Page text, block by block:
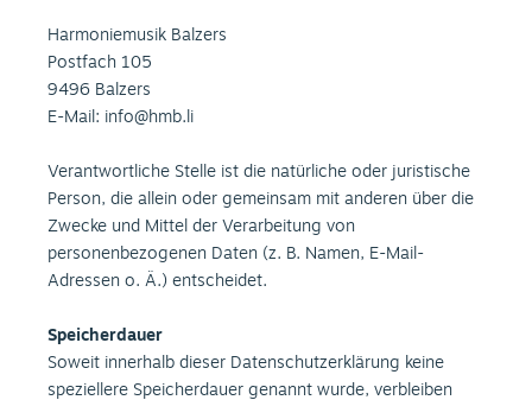
Harmoniemusik Balzers
Postfach 105
9496 Balzers
E-Mail: info@hmb.li
Verantwortliche Stelle ist die natürliche oder juristische
Person, die allein oder gemeinsam mit anderen über die
Zwecke und Mittel der Verarbeitung von
personenbezogenen Daten (z. B. Namen, E-Mail-
Adressen o. Ä.) entscheidet.
Speicherdauer
Soweit innerhalb dieser Datenschutzerklärung keine
speziellere Speicherdauer genannt wurde, verbleiben